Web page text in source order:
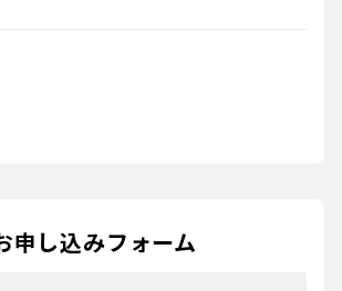
申し込みフォーム